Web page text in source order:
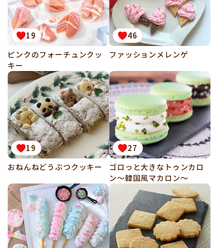
19
ピンクのフォーチュンクッ
キー
46
ファッションメレンゲ
19
おねんねどうぶつクッキー
27
ゴロっと大きなトゥンカロ
ン～韓国風マカロン～